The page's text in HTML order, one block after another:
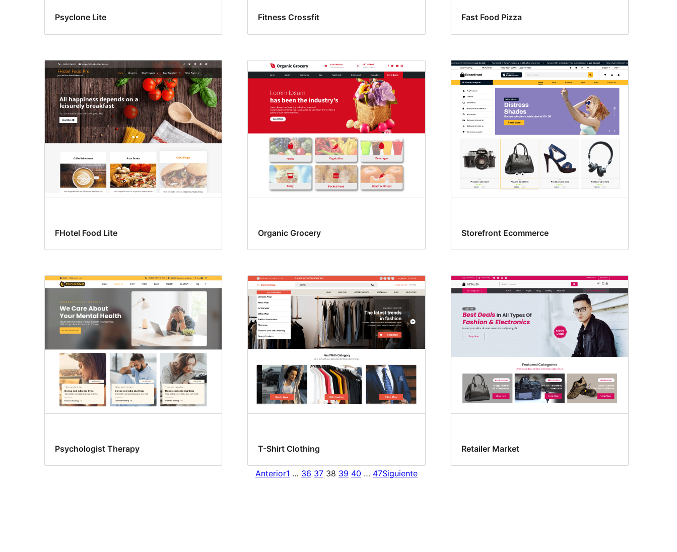
Psyclone Lite Fitness Crossfit Fast Food Pizza
FHotel Food Lite Organic Grocery Storefront Ecommerce
Psychologist Therapy T-Shirt Clothing Retailer Market
Anterior1 … 36 37 38 39 40 … 47Siguiente